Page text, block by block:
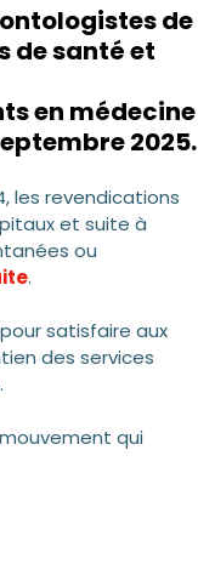
de
de santé et
en médecine
2025.
les revendications
et suite à
ou
.
satisfaire aux
des services
qui